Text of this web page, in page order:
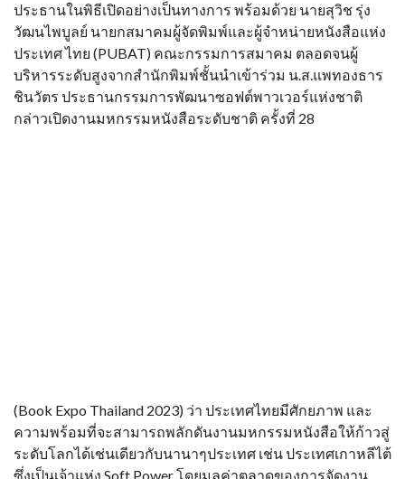
ประธานในพิธีเปิดอย่างเป็นทางการ พร้อมด้วย นายสุวิช รุ่ง
วัฒนไพบูลย์ นายกสมาคมผู้จัดพิมพ์และผู้จำหน่ายหนังสือแห่ง
ประเทศ ไทย (PUBAT) คณะกรรมการสมาคม ตลอดจนผู้
บริหารระดับสูงจากสำนักพิมพ์ชั้นนำเข้าร่วม น.ส.แพทองธาร
ชินวัตร ประธานกรรมการพัฒนาซอฟต์พาวเวอร์แห่งชาติ
กล่าวเปิดงานมหกรรมหนังสือระดับชาติ ครั้งที่ 28
(Book Expo Thailand 2023) ว่า ประเทศไทยมีศักยภาพ และ
ความพร้อมที่จะสามารถพลักดันงานมหกรรมหนังสือให้ก้าวสู่
ระดับโลกได้เช่นเดียวกับนานาๆประเทศ เช่น ประเทศเกาหลีไต้
ซึ่งเป็นเจ้าแห่ง Soft Power โดยมูลค่าตลาดของการจัดงาน